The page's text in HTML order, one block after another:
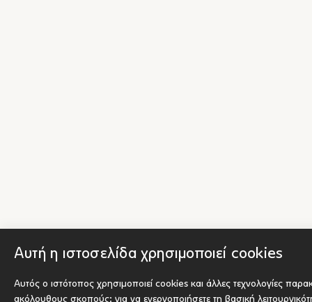
Αυτή η ιστοσελίδα χρησιμοποιεί cookies
Αυτός ο ιστότοπος χρησιμοποιεί cookies και άλλες τεχνολογίες
ακόλουθους σκοπούς: για να ενεργοποιήσετε τη βασική